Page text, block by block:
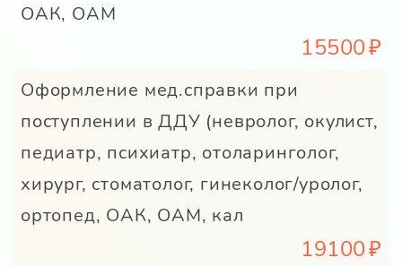
ОАК, ОАМ
15500
Оформление мед.справки при
поступлении в ДДУ (невролог, окулист,
педиатр, психиатр, отоларинголог,
хирург, стоматолог, гинеколог/уролог,
ортопед, ОАК, ОАМ, кал
19100